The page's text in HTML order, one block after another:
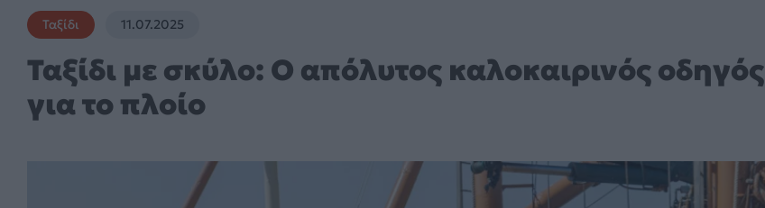
Ταξίδι 11.07.2025
Ταξίδι με σκύλο: Ο απόλυτος καλοκαιρινός οδηγός
για το πλοίο